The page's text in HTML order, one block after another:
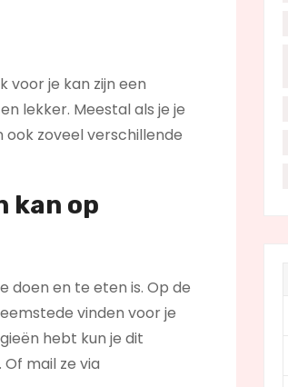
voor je kan zijn een
lekker. Meestal als je je
ook zoveel verschillende
kan op
doen en te eten is. Op de
vinden voor je
hebt kun je dit
mail ze via